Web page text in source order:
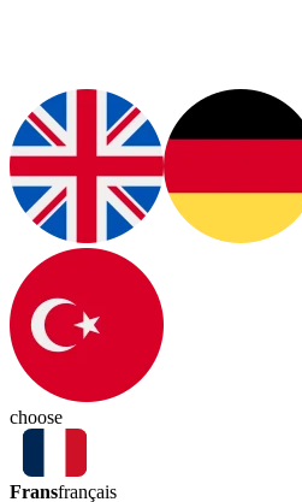
choose
Fransfrançais